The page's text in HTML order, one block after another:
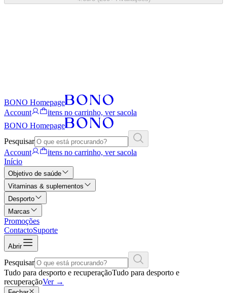
BONO Homepage
Account
itens no carrinho, ver sacola
BONO Homepage
Pesquisar
Account
itens no carrinho, ver sacola
Início
Objetivo de saúde
Vitaminas & suplementos
Desporto
Marcas
Promoções
ContactoSuporte
Abrir
Pesquisar
Tudo para desporto e recuperaçãoTudo para desporto e
recuperaçãoVer →